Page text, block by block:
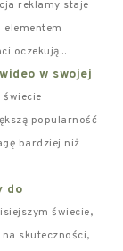
reklamy staje
elementem
oczekują...
w swojej
świecie
popularność
bardziej niż
do
świecie,
skuteczności,